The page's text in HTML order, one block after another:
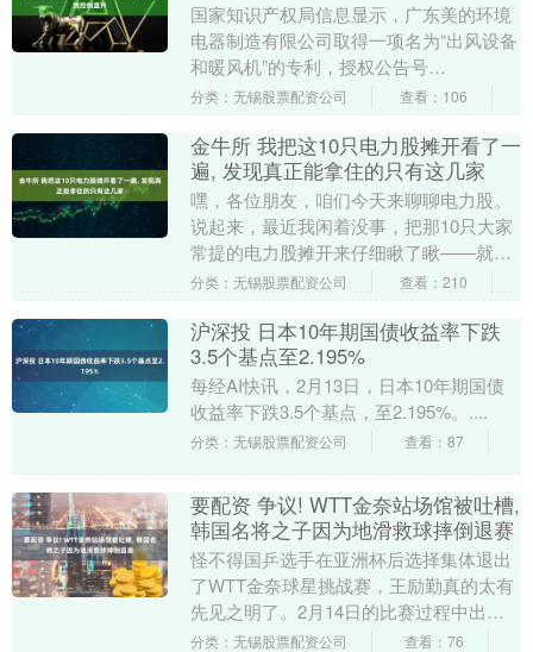
国家知识产权局信息显示，广东美的环境
电器制造有限公司取得一项名为“出风设备
和暖风机”的专利，授权公告号
CN223925112U，申请日期为2024年3
分类：无锡股票配资公司 查看：106
金牛所 我把这10只电力股摊开看了一
遍, 发现真正能拿住的只有这几家
嘿，各位朋友，咱们今天来聊聊电力股。
说起来，最近我闲着没事，把那10只大家
常提的电力股摊开来仔细瞅了瞅——就是
建投能源、国电电力、华电国际、京能电
分类：无锡股票配资公司 查看：210
沪深投 日本10年期国债收益率下跌
3.5个基点至2.195%
每经AI快讯，2月13日，日本10年期国债
收益率下跌3.5个基点，至2.195%。....
分类：无锡股票配资公司 查看：87
要配资 争议! WTT金奈站场馆被吐槽,
韩国名将之子因为地滑救球摔倒退赛
怪不得国乒选手在亚洲杯后选择集体退出
了WTT金奈球星挑战赛，王励勤真的太有
先见之明了。2月14日的比赛过程中出现
了争议的一幕，韩国名将之子吴晙诚因为
分类：无锡股票配资公司 查看：76